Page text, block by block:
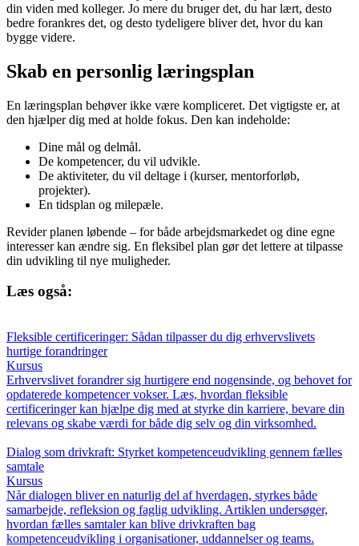
din viden med kolleger. Jo mere du bruger det, du har lært, desto
bedre forankres det, og desto tydeligere bliver det, hvor du kan
bygge videre.
Skab en personlig læringsplan
En læringsplan behøver ikke være kompliceret. Det vigtigste er, at
den hjælper dig med at holde fokus. Den kan indeholde:
Dine mål og delmål.
De kompetencer, du vil udvikle.
De aktiviteter, du vil deltage i (kurser, mentorforløb,
projekter).
En tidsplan og milepæle.
Revider planen løbende – for både arbejdsmarkedet og dine egne
interesser kan ændre sig. En fleksibel plan gør det lettere at tilpasse
din udvikling til nye muligheder.
Læs også:
Fleksible certificeringer: Sådan tilpasser du dig erhvervslivets
hurtige forandringer
Kursus
Erhvervslivet forandrer sig hurtigere end nogensinde, og behovet for
opdaterede kompetencer vokser. Læs, hvordan fleksible
certificeringer kan hjælpe dig med at styrke din karriere, bevare din
relevans og skabe værdi for både dig selv og din virksomhed.
Dialog som drivkraft: Styrket kompetenceudvikling gennem fælles
samtale
Kursus
Når dialogen bliver en naturlig del af hverdagen, styrkes både
samarbejde, refleksion og faglig udvikling. Artiklen undersøger,
hvordan fælles samtaler kan blive drivkraften bag
kompetenceudvikling i organisationer, uddannelser og teams.